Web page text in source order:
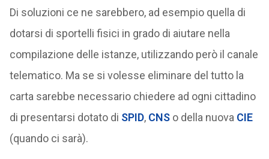
Di soluzioni ce ne sarebbero, ad esempio quella di
dotarsi di sportelli fisici in grado di aiutare nella
compilazione delle istanze, utilizzando però il canale
telematico. Ma se si volesse eliminare del tutto la
carta sarebbe necessario chiedere ad ogni cittadino
di presentarsi dotato di SPID, CNS o della nuova CIE
(quando ci sarà).